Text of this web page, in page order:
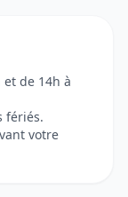
de 14h à
fériés.
votre